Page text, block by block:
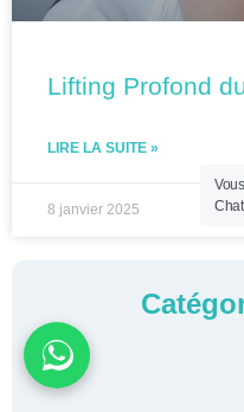
Lifting Profond
LIRE LA SUITE »
8 janvier 2025